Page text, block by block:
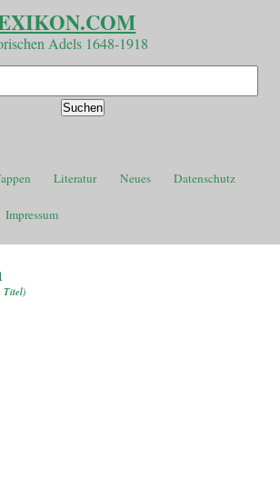
Adels 1648-1918
Literatur Neues Datenschutz
Impressum
Titel)